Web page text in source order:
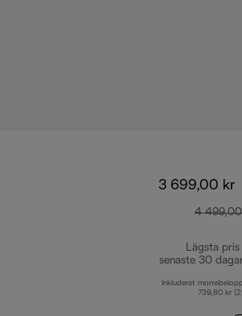
3 699,00 kr
4
Lägsta pris
senaste 30
Inkluderat
739,80 kr